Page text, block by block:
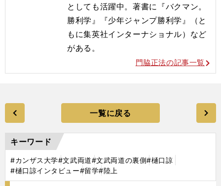
としても活躍中。著書に『バクマン。
勝利学』『少年ジャンプ勝利学』（と
もに集英社インターナショナル）など
がある。
門脇正法の記事一覧
一覧に戻る
キーワード
#カンザス大学#文武両道#文武両道の裏側#樋口諒
#樋口諒インタビュー#留学#陸上